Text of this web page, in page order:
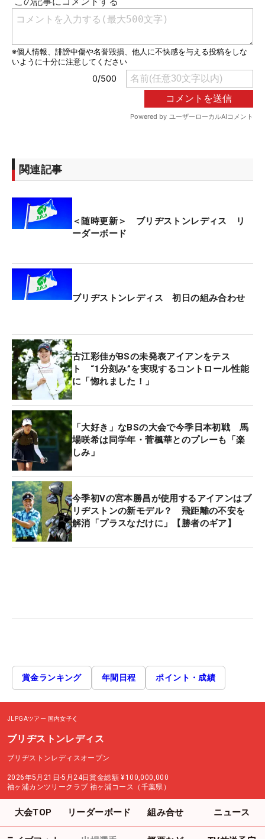
関連記事
＜随時更新＞ ブリヂストンレディス リ
ーダーボード
ブリヂストンレディス 初日の組み合わせ
古江彩佳がBSの未発表アイアンをテス
ト “1分刻み”を実現するコントロール性能
に「惚れました！」
「大好き」なBSの大会で今季日本初戦 馬
場咲希は同学年・菅楓華とのプレーも「楽
しみ」
今季初Vの宮本勝昌が使用するアイアンはブ
リヂストンの新モデル？ 飛距離の不安を
解消「プラスなだけに」【勝者のギア】
賞金ランキング 年間日程 ポイント・成績
JLPGAツアー 国内女子
ブリヂストンレディス
ブリヂストンレディスオープン
2026年5月21日-5月24日賞金総額 ¥100,000,000
袖ヶ浦カンツリークラブ 袖ヶ浦コース（千葉県）
大会TOP リーダーボード 組み合せ ニュース